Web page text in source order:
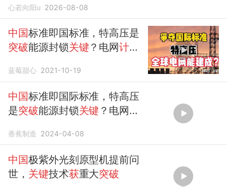
心若向阳u 2026-08-08
中国标准即国标准，特高压是
突破能源封锁关键？电网计划
蓝莓甜心 2021-10-19
中国标准即国际标准，特高压
是突破能源封锁关键 ？电网计
香蕉制造 2024-04-08
中国极紫外光刻原型机提前问
世， 关键技术获重大突破